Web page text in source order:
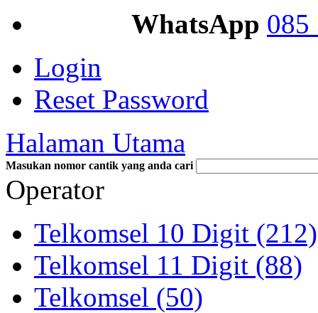
WhatsApp 085
Login
Reset Password
Halaman Utama
Masukan nomor cantik yang anda cari
Operator
Telkomsel 10 Digit (212)
Telkomsel 11 Digit (88)
Telkomsel (50)